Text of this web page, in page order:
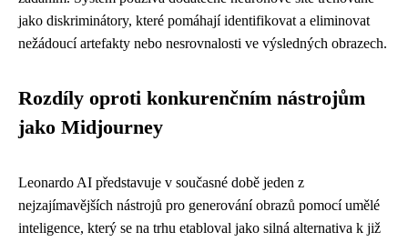
jako diskriminátory, které pomáhají identifikovat a eliminovat
nežádoucí artefakty nebo nesrovnalosti ve výsledných obrazech.
Rozdíly oproti konkurenčním nástrojům
jako Midjourney
Leonardo AI představuje v současné době jeden z
nejzajímavějších nástrojů pro generování obrazů pomocí umělé
inteligence, který se na trhu etabloval jako silná alternativa k již